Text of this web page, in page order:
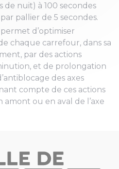
de nuit) à 100 secondes
pallier de 5 secondes.
d’optimiser
chaque carrefour, dans sa
par des actions
et de prolongation
des axes
compte de ces actions
amont ou en aval de l’axe